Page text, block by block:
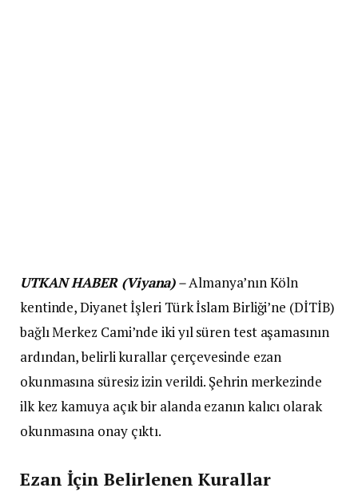
UTKAN HABER (Viyana)–Almanya’nın Köln
kentinde, Diyanet İşleri Türk İslam Birliği’ne (DİTİB)
bağlı Merkez Cami’nde iki yıl süren test aşamasının
ardından, belirli kurallar çerçevesinde ezan
okunmasına süresiz izin verildi. Şehrin merkezinde
ilk kez kamuya açık bir alanda ezanın kalıcı olarak
okunmasına onay çıktı.
Ezan İçin Belirlenen Kurallar